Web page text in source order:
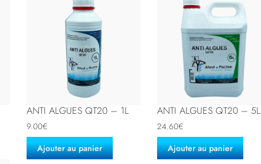
ANTI ALGUES QT20 – 1L
9.00€
Ajouter au panier
ANTI ALGUES QT20 – 5L
24.60€
Ajouter au panier